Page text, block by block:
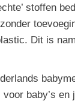
stoffen
Dit is
baby’s en